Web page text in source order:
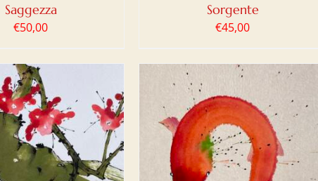
Saggezza
€50,00
Sorgente
€45,00
AL CARRELLO
/
DETTAGLI